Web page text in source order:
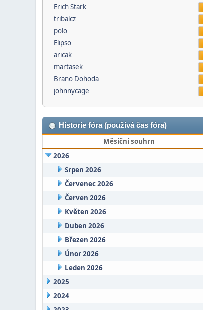
Erich Stark
tribalcz
polo
Elipso
aricak
martasek
Brano Dohoda
johnnycage
Historie fóra (používá čas fóra)
Měsíční souhrn
2026
Srpen 2026
Červenec 2026
Červen 2026
Květen 2026
Duben 2026
Březen 2026
Únor 2026
Leden 2026
2025
2024